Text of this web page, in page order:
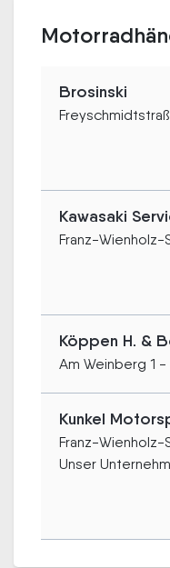
Brosinski
Kawasaki
Franz-Wienholz-
Köppen H. &
Am Weinberg 1 -
Kunkel
Franz-Wienholz-
Unser